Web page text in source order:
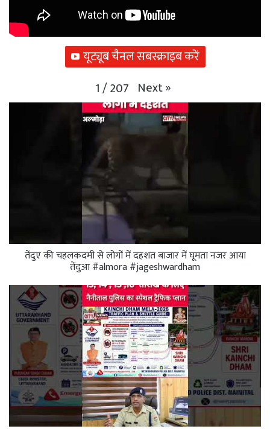
यूट्यूब चैनल सबस्क्राइब करें
1/207 Next»
तेंदुए की चहलकदमी से लोगों में दहशत बाजार में घूमता नजर आया
तेंदुआ #almora #jageshwardham